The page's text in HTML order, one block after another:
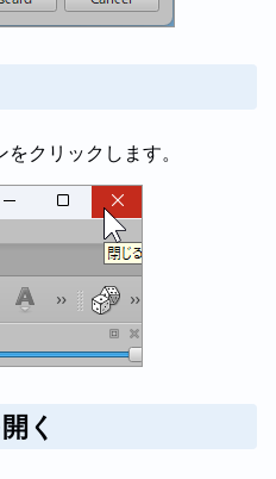
クリックします。
く